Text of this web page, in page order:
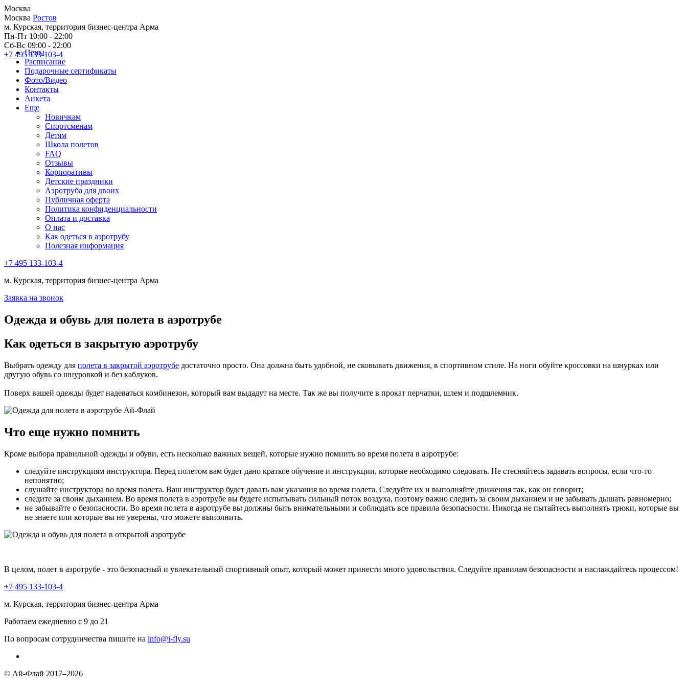
Москва
Москва Ростов
м. Курская, территория бизнес-центра Арма
Пн-Пт 10:00 - 22:00
Сб-Вс 09:00 - 22:00
+7 495 133-103-4
Цены
Расписание
Подарочные сертификаты
Фото/Видео
Контакты
Анкета
Еще
Новичкам
Спортсменам
Детям
Школа полетов
FAQ
Отзывы
Корпоративы
Детские праздники
Аэротруба для двоих
Публичная оферта
Политика конфиденциальности
Оплата и доставка
О нас
Как одеться в аэротрубу
Полезная информация
+7 495 133-103-4
м. Курская, территория бизнес-центра Арма
Заявка на звонок
Одежда и обувь для полета в аэротрубе
Как одеться в закрытую аэротрубу
Выбрать одежду для полета в закрытой аэротрубе достаточно просто. Она должна быть удобной, не сковывать движения, в спортивном стиле. На ноги обуйте кроссовки на шнурках или
другую обувь со шнуровкой и без каблуков.
Поверх вашей одежды будет надеваться комбинезон, который вам выдадут на месте. Так же вы получите в прокат перчатки, шлем и подшлемник.
Что еще нужно помнить
Кроме выбора правильной одежды и обуви, есть несколько важных вещей, которые нужно помнить во время полета в аэротрубе:
следуйте инструкциям инструктора. Перед полетом вам будет дано краткое обучение и инструкции, которые необходимо следовать. Не стесняйтесь задавать вопросы, если что-то
непонятно;
слушайте инструктора во время полета. Ваш инструктор будет давать вам указания во время полета. Следуйте их и выполняйте движения так, как он говорит;
следите за своим дыханием. Во время полета в аэротрубе вы будете испытывать сильный поток воздуха, поэтому важно следить за своим дыханием и не забывать дышать равномерно;
не забывайте о безопасности. Во время полета в аэротрубе вы должны быть внимательными и соблюдать все правила безопасности. Никогда не пытайтесь выполнять трюки, которые вы
не знаете или которые вы не уверены, что можете выполнить.
В целом, полет в аэротрубе - это безопасный и увлекательный спортивный опыт, который может принести много удовольствия. Следуйте правилам безопасности и наслаждайтесь процессом!
+7 495 133-103-4
м. Курская, территория бизнес-центра Арма
Работаем ежедневно с 9 до 21
По вопросам сотрудничества пишите на info@i-fly.su
© Ай-Флай 2017–2026